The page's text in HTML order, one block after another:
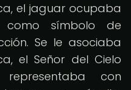
el jaguar ocupaba
símbolo de
Se le asociaba
el Señor del Cielo
con